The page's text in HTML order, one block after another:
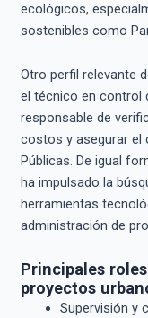
ecológicos,
sostenibles como
Otro perfil relevante
el técnico en control
responsable de
costos y asegurar el
Públicas. De igual
ha impulsado la
herramientas
administración de
Principales
proyectos
Supervisión y